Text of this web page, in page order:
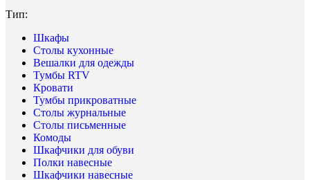
Тип:
Шкафы
Столы кухонные
Вешалки для одежды
Тумбы RTV
Кровати
Тумбы прикроватные
Столы журнальные
Столы письменные
Комоды
Шкафчики для обуви
Полки навесные
Шкафчики навесные